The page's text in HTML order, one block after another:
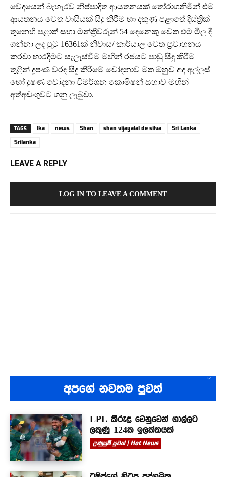
වේදයෙන් බැහැරව නිෂ්පාදිත ආයතනයක් තෝරාගනිමින් එම
ආයතනය වෙත වාසියක් සිදු කිරීම හා දකුණු පළාතේ දිස්ත්‍රික්
තුනෙහි පළාත් සභා මන්ත්‍රීවරුන් 54 දෙනෙකු වෙත එම මිල දී
ගන්නා ලද පුටු 16361ක් නිවාස/ කාර්යාල වෙත ප්‍රවාහනය
කරවා භාරදීමට සැලැස්වීම මඟින් රජයට පාඩු සිදු කිරීම
තුළින් දූෂණ වරද සිදු කිරීමේ චෝදනාව මත ඔහුව අද අල්ලස්
හෝ දුෂණ චෝදනා විමර්ශන කොමිෂන් සභාව මඟින්
අත්අඩංගුවට ගනු ලැබුවා.
TAGS lka news Shan shan vijayalal de silva
Sri Lanka
Srilanka
LEAVE A REPLY
LOG IN TO LEAVE A COMMENT
අපගේ නවතම පුවත්
LPL කිරුළ වෙනුවෙන් ගාල්ලට
ලකුණු 124ක ඉලක්කයක්
උණුසුම් පුවත් | Hot News